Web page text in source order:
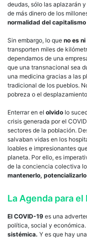
deudas, sólo las aplazarán
de más dinero de los
normalidad del
Sin embargo, lo que no es
transporten miles de
dependamos de una
que una transnacional sea
una medicina gracias a las
tradicional de los pueblos.
pobreza o el
Enterrar en el olvido lo
crisis generada por el
sectores de la población.
salvaban vidas en los
loables e impresionantes
planeta. Por ello, es
de la conciencia colectiva
mantenerlo,
La Agenda para
El COVID-19 es una
política, social y económica.
sistémica. Y es que hay una